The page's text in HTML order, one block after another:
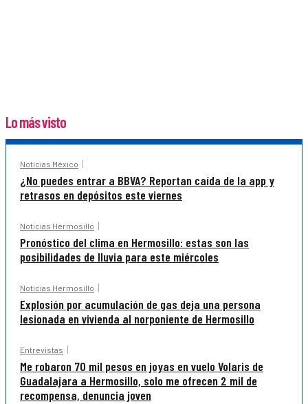
Lo más visto
Noticias México
¿No puedes entrar a BBVA? Reportan caída de la app y
retrasos en depósitos este viernes
Noticias Hermosillo
Pronóstico del clima en Hermosillo: estas son las
posibilidades de lluvia para este miércoles
Noticias Hermosillo
Explosión por acumulación de gas deja una persona
lesionada en vivienda al norponiente de Hermosillo
Entrevistas
Me robaron 70 mil pesos en joyas en vuelo Volaris de
Guadalajara a Hermosillo, solo me ofrecen 2 mil de
recompensa, denuncia joven